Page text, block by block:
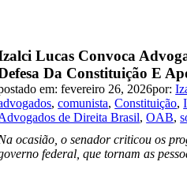
Lucas Convoca
Da Constituição E
em: fevereiro 26, 2026por:
,comunista,Constituição,
de Direita Brasil,OAB,
ocasião, o senador criticou os
federal, que tornam as